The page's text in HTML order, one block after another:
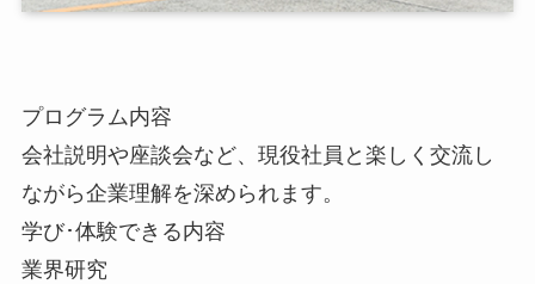
プログラム内容
会社説明や座談会など、現役社員と楽しく交流し
ながら企業理解を深められます。
学び･体験できる内容
業界研究